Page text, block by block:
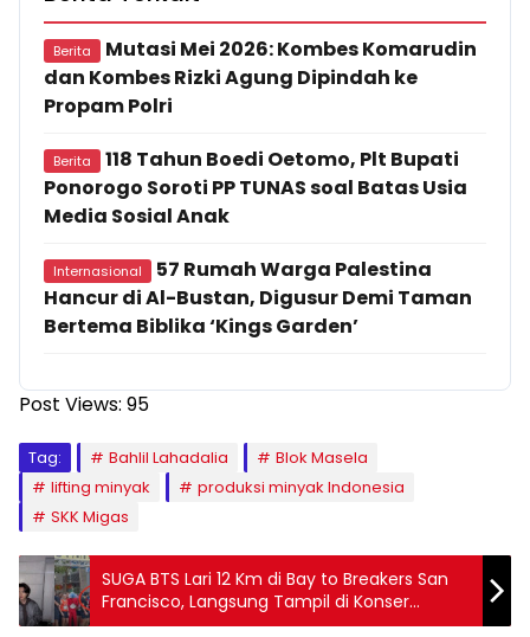
Berita
Mutasi Mei 2026: Kombes Komarudin
dan Kombes Rizki Agung Dipindah ke
Propam Polri
Berita
118 Tahun Boedi Oetomo, Plt Bupati
Ponorogo Soroti PP TUNAS soal Batas Usia
Media Sosial Anak
Internasional
57 Rumah Warga Palestina
Hancur di Al-Bustan, Digusur Demi Taman
Bertema Biblika ‘Kings Garden’
Post Views: 95
Tag: Bahlil Lahadalia
Blok Masela
lifting minyak
produksi minyak Indonesia
SKK Migas
SUGA BTS Lari 12 Km di Bay to Breakers San
Francisco, Langsung Tampil di Konser
Stanford Hari yang Sama